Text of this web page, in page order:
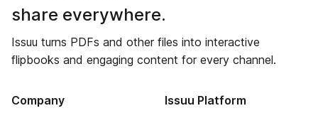
share everywhere.
Issuu turns PDFs and other files into interactive
flipbooks and engaging content for every channel.
Company Issuu Platform